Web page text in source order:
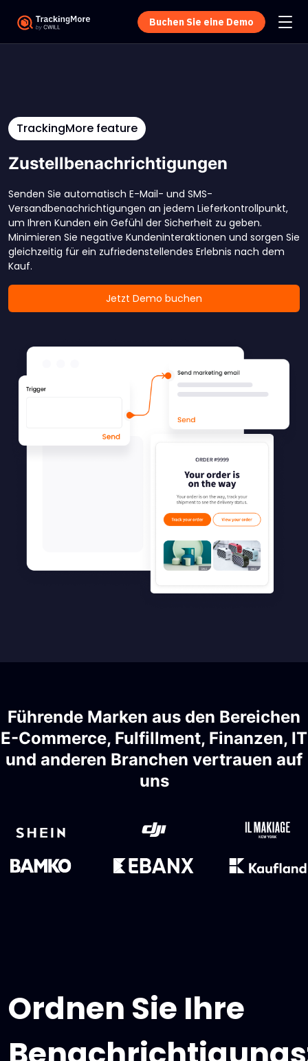
Buchen Sie eine Demo
TrackingMore feature
Zustellbenachrichtigungen
Senden Sie automatisch E-Mail- und SMS-
Versandbenachrichtigungen an jedem Lieferkontrollpunkt,
um Ihren Kunden ein Gefühl der Sicherheit zu geben.
Minimieren Sie negative Kundeninteraktionen und sorgen Sie
gleichzeitig für ein zufriedenstellendes Erlebnis nach dem
Kauf.
Jetzt Demo buchen
Führende Marken aus den Bereichen
E-Commerce, Fulfillment, Finanzen, IT
und anderen Branchen vertrauen auf
uns
Ordnen Sie Ihre